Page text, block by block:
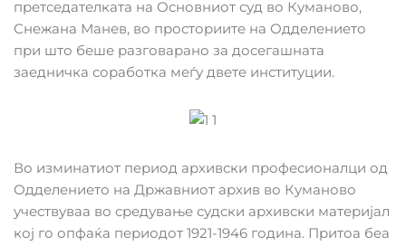
претседателката на Основниот суд во Куманово,
Снежана Манев, во просториите на Одделението
при што беше разговарано за досегашната
заедничка соработка меѓу двете институции.
Во изминатиот период архивски професионалци од
Одделението на Државниот архив во Куманово
учествуваа во средување судски архивски материјал
кој го опфаќа периодот 1921-1946 година. Притоа беа